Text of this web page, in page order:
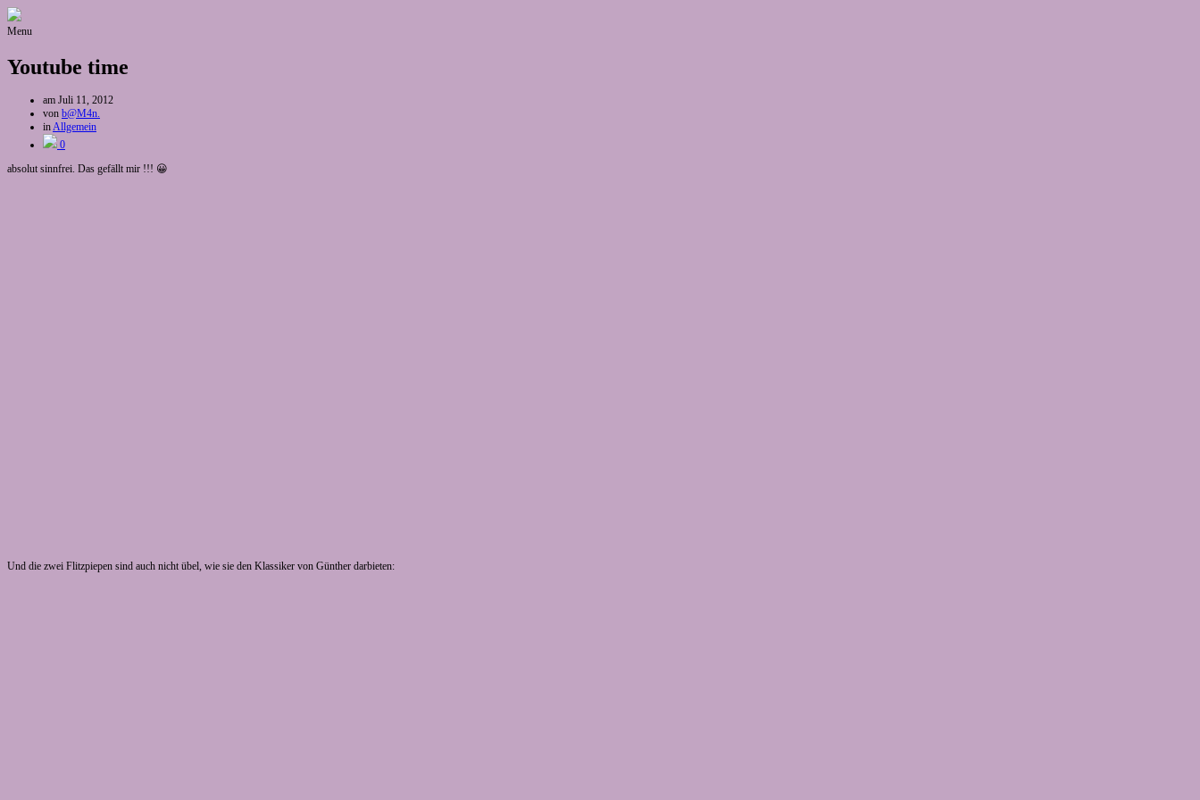
Menu
Youtube time
am Juli 11, 2012
von b@M4n.
in Allgemein
0
absolut sinnfrei. Das gefällt mir !!! 😀
Und die zwei Flitzpiepen sind auch nicht übel, wie sie den Klassiker von Günther darbieten: